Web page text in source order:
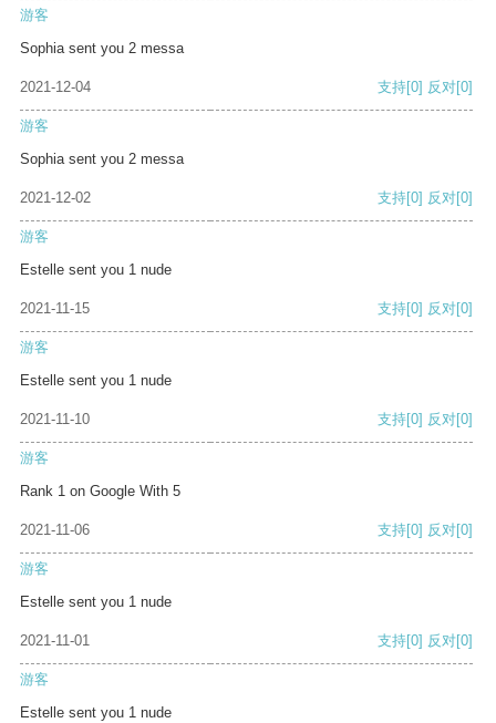
游客
Sophia sent you 2 messa
2021-12-04 支持[0] 反对[0]
游客
Sophia sent you 2 messa
2021-12-02 支持[0] 反对[0]
游客
Estelle sent you 1 nude
2021-11-15 支持[0] 反对[0]
游客
Estelle sent you 1 nude
2021-11-10 支持[0] 反对[0]
游客
Rank 1 on Google With 5
2021-11-06 支持[0] 反对[0]
游客
Estelle sent you 1 nude
2021-11-01 支持[0] 反对[0]
游客
Estelle sent you 1 nude